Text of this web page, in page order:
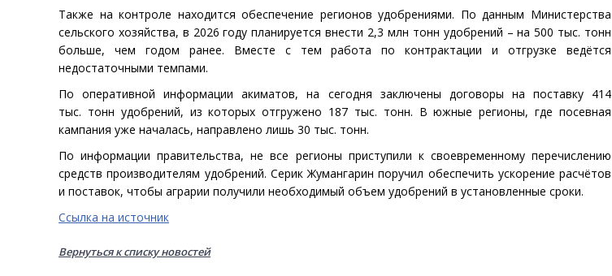
Также на контроле находится обеспечение регионов удобрениями. По данным Министерства
сельского хозяйства, в 2026 году планируется внести 2,3 млн тонн удобрений – на 500 тыс. тонн
больше, чем годом ранее. Вместе с тем работа по контрактации и отгрузке ведётся
недостаточными темпами.
По оперативной информации акиматов, на сегодня заключены договоры на поставку 414
тыс. тонн удобрений, из которых отгружено 187 тыс. тонн. В южные регионы, где посевная
кампания уже началась, направлено лишь 30 тыс. тонн.
По информации правительства, не все регионы приступили к своевременному перечислению
средств производителям удобрений. Серик Жумангарин поручил обеспечить ускорение расчётов
и поставок, чтобы аграрии получили необходимый объем удобрений в установленные сроки.
Ссылка на источник
Вернуться к списку новостей